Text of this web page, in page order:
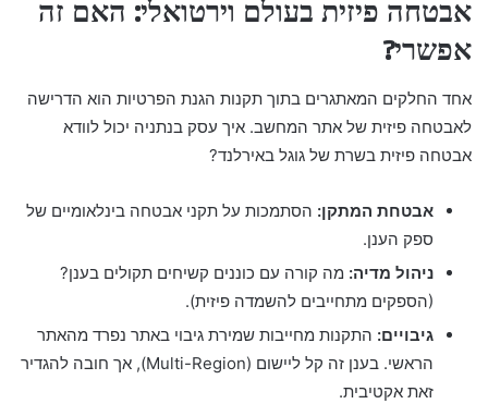
אבטחה פיזית בעולם וירטואלי: האם זה
אפשרי?
אחד החלקים המאתגרים בתוך תקנות הגנת הפרטיות הוא הדרישה
לאבטחה פיזית של אתר המחשב. איך עסק בנתניה יכול לוודא
אבטחה פיזית בשרת של גוגל באירלנד?
אבטחת המתקן: הסתמכות על תקני אבטחה בינלאומיים של
ספק הענן.
ניהול מדיה: מה קורה עם כוננים קשיחים תקולים בענן?
(הספקים מתחייבים להשמדה פיזית).
גיבויים: התקנות מחייבות שמירת גיבוי באתר נפרד מהאתר
הראשי. בענן זה קל ליישום (Multi-Region), אך חובה להגדיר
זאת אקטיבית.